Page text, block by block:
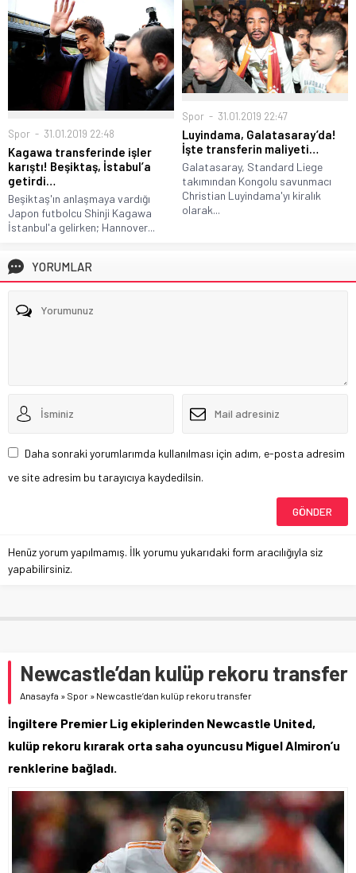
Spor 31.01.2019 22:48
Kagawa transferinde işler
karıştı! Beşiktaş, İstabul’a
getirdi…
Beşiktaş'ın anlaşmaya vardığı
Japon futbolcu Shinji Kagawa
İstanbul'a gelirken; Hannover...
Spor 31.01.2019 22:47
Luyindama, Galatasaray’da!
İşte transferin maliyeti…
Galatasaray, Standard Liege
takımından Kongolu savunmacı
Christian Luyindama'yı kiralık
olarak...
YORUMLAR
Daha sonraki yorumlarımda kullanılması için adım, e-posta adresim
ve site adresim bu tarayıcıya kaydedilsin.
Henüz yorum yapılmamış. İlk yorumu yukarıdaki form aracılığıyla siz
yapabilirsiniz.
Newcastle’dan kulüp rekoru transfer
Anasayfa » Spor » Newcastle’dan kulüp rekoru transfer
İngiltere Premier Lig ekiplerinden Newcastle United,
kulüp rekoru kırarak orta saha oyuncusu Miguel Almiron’u
renklerine bağladı.